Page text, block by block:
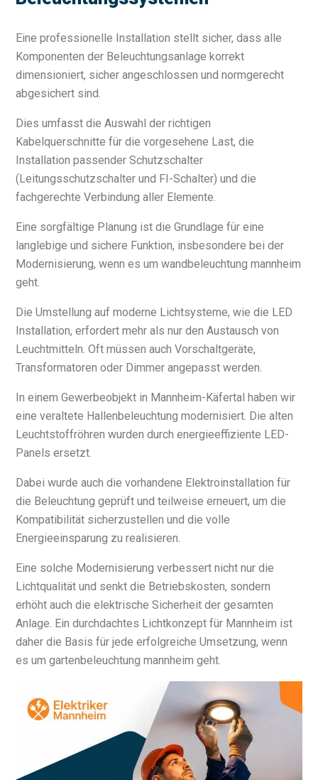
Eine professionelle Installation stellt sicher, dass alle
Komponenten der Beleuchtungsanlage korrekt
dimensioniert, sicher angeschlossen und normgerecht
abgesichert sind.
Dies umfasst die Auswahl der richtigen
Kabelquerschnitte für die vorgesehene Last, die
Installation passender Schutzschalter
(Leitungsschutzschalter und FI-Schalter) und die
fachgerechte Verbindung aller Elemente.
Eine sorgfältige Planung ist die Grundlage für eine
langlebige und sichere Funktion, insbesondere bei der
Modernisierung, wenn es um wandbeleuchtung mannheim
geht.
Die Umstellung auf moderne Lichtsysteme, wie die LED
Installation, erfordert mehr als nur den Austausch von
Leuchtmitteln. Oft müssen auch Vorschaltgeräte,
Transformatoren oder Dimmer angepasst werden.
In einem Gewerbeobjekt in Mannheim-Käfertal haben wir
eine veraltete Hallenbeleuchtung modernisiert. Die alten
Leuchtstoffröhren wurden durch energieeffiziente LED-
Panels ersetzt.
Dabei wurde auch die vorhandene Elektroinstallation für
die Beleuchtung geprüft und teilweise erneuert, um die
Kompatibilität sicherzustellen und die volle
Energieeinsparung zu realisieren.
Eine solche Modernisierung verbessert nicht nur die
Lichtqualität und senkt die Betriebskosten, sondern
erhöht auch die elektrische Sicherheit der gesamten
Anlage. Ein durchdachtes Lichtkonzept für Mannheim ist
daher die Basis für jede erfolgreiche Umsetzung, wenn
es um gartenbeleuchtung mannheim geht.